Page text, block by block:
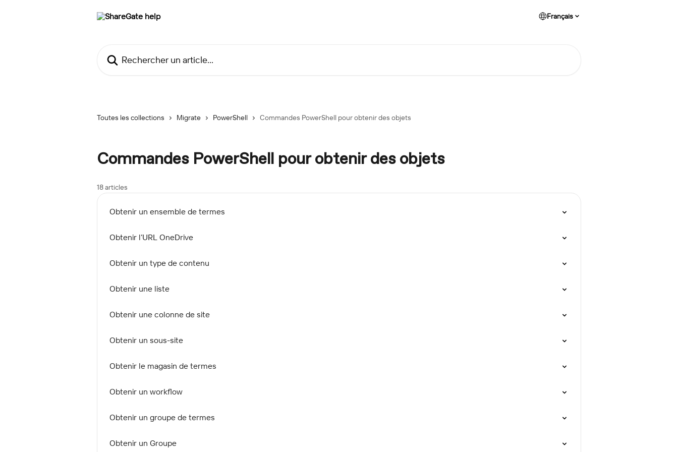
Français
Toutes les collections Migrate PowerShell Commandes PowerShell pour obtenir des objets
Commandes PowerShell pour obtenir des objets
18 articles
Obtenir un ensemble de termes
Obtenir l’URL OneDrive
Obtenir un type de contenu
Obtenir une liste
Obtenir une colonne de site
Obtenir un sous-site
Obtenir le magasin de termes
Obtenir un workflow
Obtenir un groupe de termes
Obtenir un Groupe